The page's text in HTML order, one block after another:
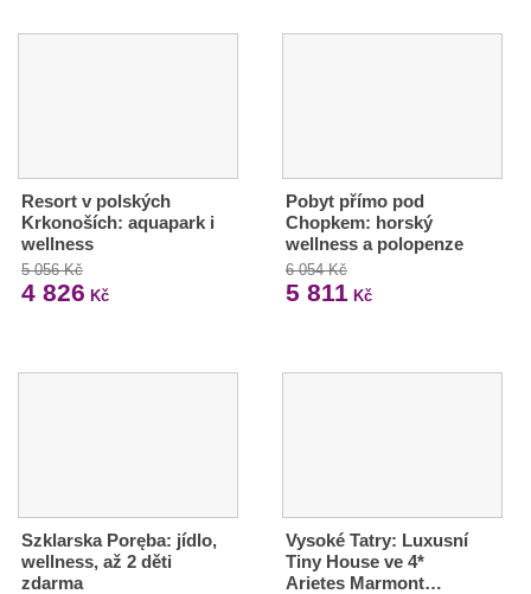
Resort v polských
Krkonoších: aquapark i
wellness
5 056 Kč
4 826 Kč
Pobyt přímo pod
Chopkem: horský
wellness a polopenze
6 054 Kč
5 811 Kč
Szklarska Poręba: jídlo,
wellness, až 2 děti
zdarma
Vysoké Tatry: Luxusní
Tiny House ve 4*
Arietes Marmont…